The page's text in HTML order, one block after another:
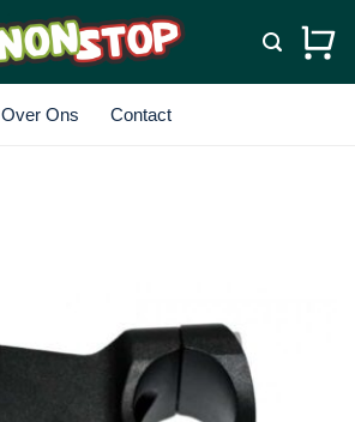
Over Ons Contact